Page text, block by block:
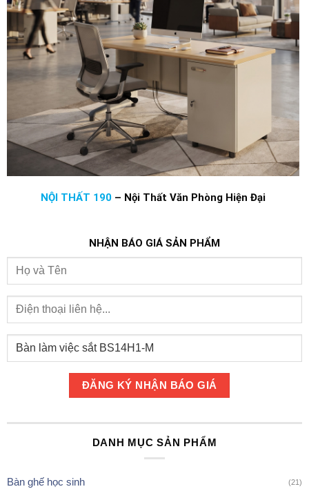
NỘI THẤT 190 – Nội Thất Văn Phòng Hiện Đại
NHẬN BÁO GIÁ SẢN PHẨM
DANH MỤC SẢN PHẨM
Bàn ghế học sinh (21)